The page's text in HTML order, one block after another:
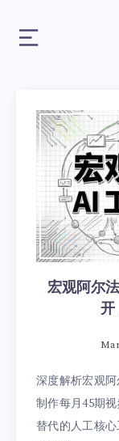
宏观阿尔
开
深度解析宏观
制作每月45期
替代的人工核